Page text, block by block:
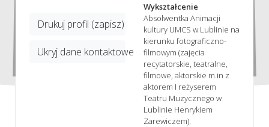
Drukuj profil (zapisz)
Ukryj dane kontaktowe
Wykształcenie
Absolwentka Animacji
kultury UMCS w Lublinie na
kierunku fotograficzno-
filmowym (zajęcia
recytatorskie, teatralne,
filmowe, aktorskie m.in z
aktorem I reżyserem
Teatru Muzycznego w
Lublinie Henrykiem
Zarewiczem).